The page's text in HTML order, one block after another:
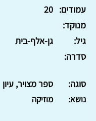
20 עמודים:
מנוקד:
גן-אלף-בית
גיל:
סדרה:
ספר מצויר, עיון סוגה:
מוזיקה נושא: